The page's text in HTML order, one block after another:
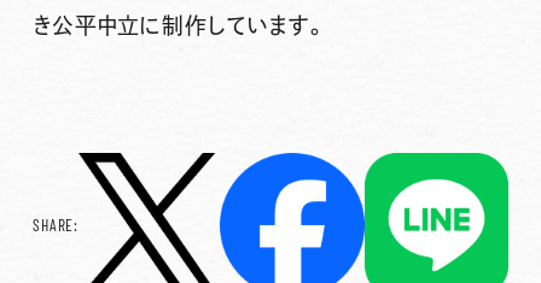
き公平中立に制作しています。
SHARE: